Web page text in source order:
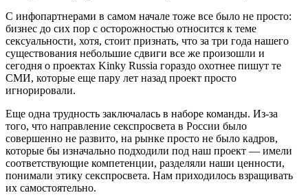
С инфопартнерами в самом начале тоже все было не просто:
бизнес до сих пор с осторожностью относится к теме
сексуальности, хотя, стоит признать, что за три года нашего
существования небольшие сдвиги все же произошли и
сегодня о проектах Kinky Russia гораздо охотнее пишут те
СМИ, которые еще пару лет назад проект просто
игнорировали.
Еще одна трудность заключалась в наборе команды. Из-за
того, что направление секспросвета в России было
совершенно не развито, на рынке просто не было кадров,
которые бы изначально подходили под наш проект — имели
соответствующие компетенции, разделяли наши ценности,
понимали этику секспросвета. Нам приходилось взращивать
их самостоятельно.